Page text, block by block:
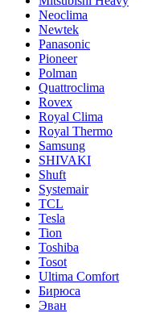
Neoclima
Newtek
Panasonic
Pioneer
Polman
Quattroclima
Rovex
Royal Clima
Royal Thermo
Samsung
SHIVAKI
Shuft
Systemair
TCL
Tesla
Tion
Toshiba
Tosot
Ultima Comfort
Бирюса
Эван